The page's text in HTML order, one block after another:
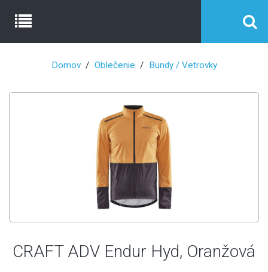
Domov Oblečenie Bundy / Vetrovky
CRAFT ADV Endur Hyd, Oranžová